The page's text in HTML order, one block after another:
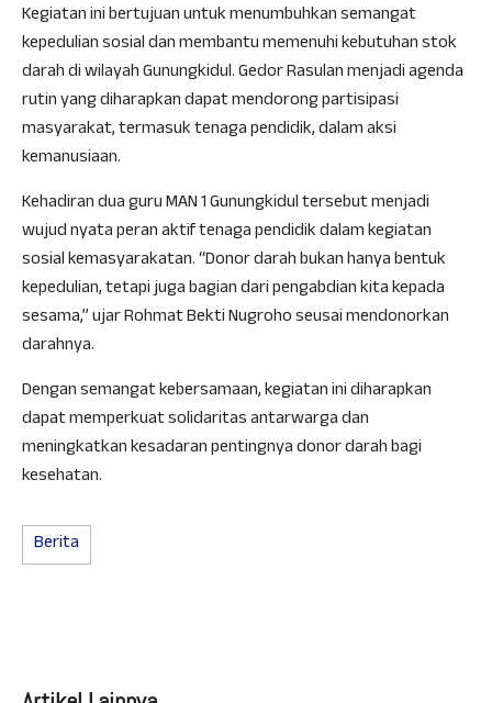
Kegiatan ini bertujuan untuk menumbuhkan semangat
kepedulian sosial dan membantu memenuhi kebutuhan stok
darah di wilayah Gunungkidul. Gedor Rasulan menjadi agenda
rutin yang diharapkan dapat mendorong partisipasi
masyarakat, termasuk tenaga pendidik, dalam aksi
kemanusiaan.
Kehadiran dua guru MAN 1 Gunungkidul tersebut menjadi
wujud nyata peran aktif tenaga pendidik dalam kegiatan
sosial kemasyarakatan. “Donor darah bukan hanya bentuk
kepedulian, tetapi juga bagian dari pengabdian kita kepada
sesama,” ujar Rohmat Bekti Nugroho seusai mendonorkan
darahnya.
Dengan semangat kebersamaan, kegiatan ini diharapkan
dapat memperkuat solidaritas antarwarga dan
meningkatkan kesadaran pentingnya donor darah bagi
kesehatan.
Berita